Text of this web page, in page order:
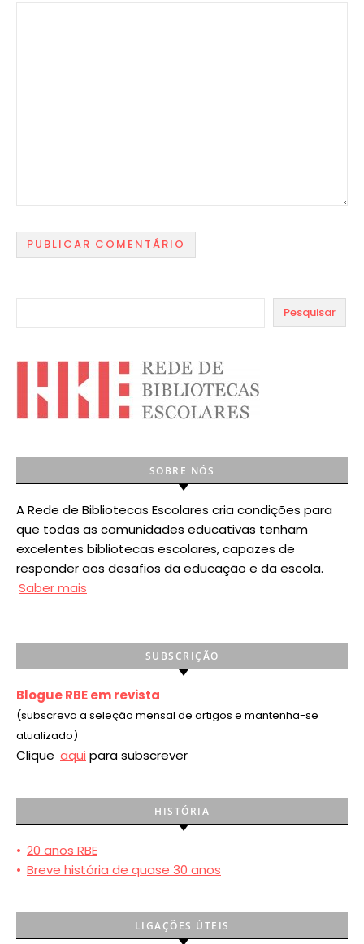
Pesquisar
SOBRE NÓS
A Rede de Bibliotecas Escolares cria condições para
que todas as comunidades educativas tenham
excelentes bibliotecas escolares, capazes de
responder aos desafios da educação e da escola.
Saber mais
SUBSCRIÇÃO
Blogue RBE em revista
(subscreva a seleção mensal de artigos e mantenha-se
atualizado)
Clique aqui para subscrever
HISTÓRIA
• 20 anos RBE
• Breve história de quase 30 anos
LIGAÇÕES ÚTEIS